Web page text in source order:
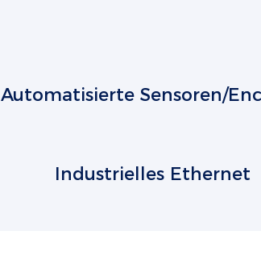
Automatisierte Sensoren/
Industrielles Ethernet